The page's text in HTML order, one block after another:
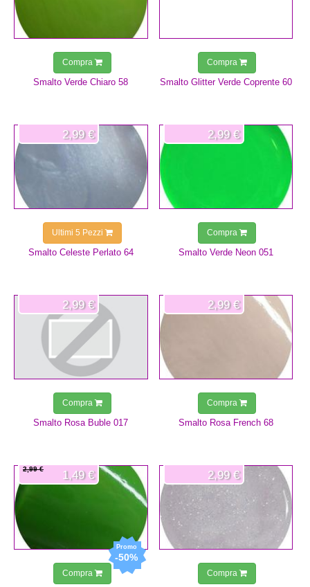
Smalto Verde Chiaro 58
Compra
Smalto Glitter Verde Coprente 60
Compra
Smalto Celeste Perlato 64
2,99 €
Ultimi 5 Pezzi
Smalto Verde Neon 051
2,99 €
Compra
Smalto Rosa Buble 017
2,99 €
Compra
Smalto Rosa French 68
2,99 €
Compra
-50%
2,99 € 1,49 €
Compra
2,99 €
Compra